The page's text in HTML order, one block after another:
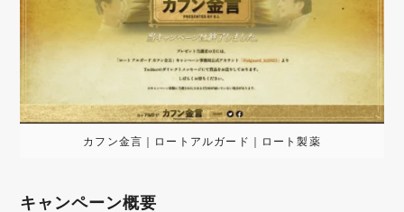
カフン金言｜ロートアルガード｜ロート製薬
キャンペーン概要